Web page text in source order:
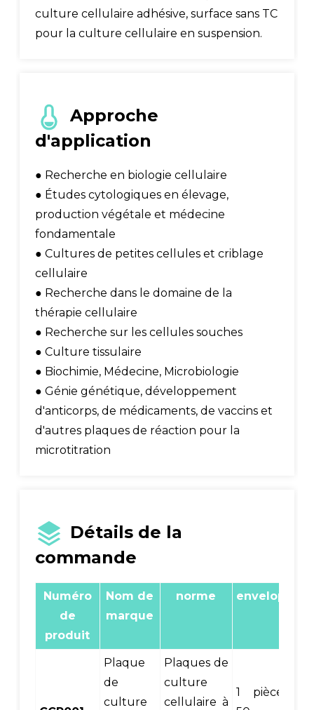
culture cellulaire adhésive, surface sans TC
pour la culture cellulaire en suspension.
Approche
d'application
● Recherche en biologie cellulaire
● Études cytologiques en élevage,
production végétale et médecine
fondamentale
● Cultures de petites cellules et criblage
cellulaire
● Recherche dans le domaine de la
thérapie cellulaire
● Recherche sur les cellules souches
● Culture tissulaire
● Biochimie, Médecine, Microbiologie
● Génie génétique, développement
d'anticorps, de médicaments, de vaccins et
d'autres plaques de réaction pour la
microtitration
Détails de la
commande
Numéro
de
produit
Nom de
marque
norme envelopper
Plaque
de
culture
Plaques de
culture
cellulaire à
1 pièce/sac,